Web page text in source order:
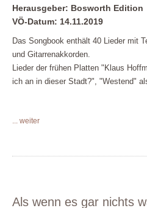
Herausgeber: Bosworth Edition
VÖ-Datum: 14.11.2019
Das Songbook enthält 40 Lieder mit
und Gitarrenakkorden.
Lieder der frühen Platten "Klaus
ich an in dieser Stadt?", "Westend"
... weiter
Als wenn es gar nichts